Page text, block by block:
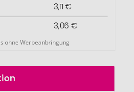
3,11 €
3,06 €
ohne Werbeanbringung